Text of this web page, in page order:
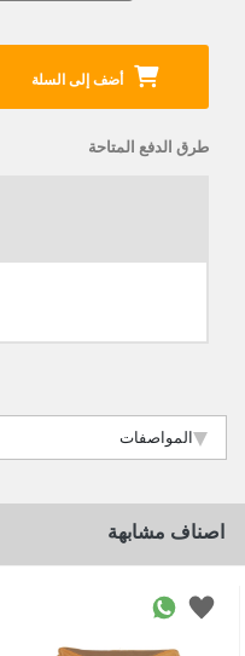
أضف إلى السلة
طرق الدفع المتاحة
المواصفات
اصناف مشابهة